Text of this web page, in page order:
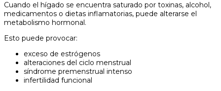
Cuando el hígado se encuentra saturado por toxinas, alcohol,
medicamentos o dietas inflamatorias, puede alterarse el
metabolismo hormonal.
Esto puede provocar:
exceso de estrógenos
alteraciones del ciclo menstrual
síndrome premenstrual intenso
infertilidad funcional